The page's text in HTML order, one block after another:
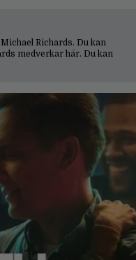
Richards. Du kan
medverkar här. Du kan